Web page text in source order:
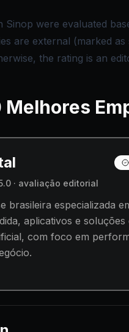
Sinop were evaluated
are external (marked
the rating is an
Melhores
· avaliação editorial
brasileira especializada
aplicativos e soluções
com foco em